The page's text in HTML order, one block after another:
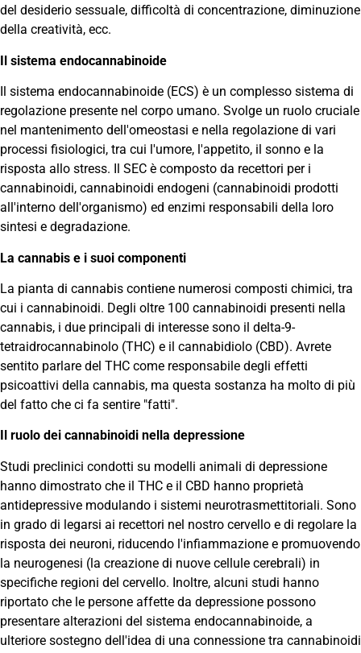
del desiderio sessuale, difficoltà di concentrazione, diminuzione
della creatività, ecc.
Il sistema endocannabinoide
Il sistema endocannabinoide (ECS) è un complesso sistema di
regolazione presente nel corpo umano. Svolge un ruolo cruciale
nel mantenimento dell'omeostasi e nella regolazione di vari
processi fisiologici, tra cui l'umore, l'appetito, il sonno e la
risposta allo stress. Il SEC è composto da recettori per i
cannabinoidi, cannabinoidi endogeni (cannabinoidi prodotti
all'interno dell'organismo) ed enzimi responsabili della loro
sintesi e degradazione.
La cannabis e i suoi componenti
La pianta di cannabis contiene numerosi composti chimici, tra
cui i cannabinoidi. Degli oltre 100 cannabinoidi presenti nella
cannabis, i due principali di interesse sono il delta-9-
tetraidrocannabinolo (THC) e il cannabidiolo (CBD). Avrete
sentito parlare del THC come responsabile degli effetti
psicoattivi della cannabis, ma questa sostanza ha molto di più
del fatto che ci fa sentire "fatti".
Il ruolo dei cannabinoidi nella depressione
Studi preclinici condotti su modelli animali di depressione
hanno dimostrato che il THC e il CBD hanno proprietà
antidepressive modulando i sistemi neurotrasmettitoriali. Sono
in grado di legarsi ai recettori nel nostro cervello e di regolare la
risposta dei neuroni, riducendo l'infiammazione e promuovendo
la neurogenesi (la creazione di nuove cellule cerebrali) in
specifiche regioni del cervello. Inoltre, alcuni studi hanno
riportato che le persone affette da depressione possono
presentare alterazioni del sistema endocannabinoide, a
ulteriore sostegno dell'idea di una connessione tra cannabinoidi